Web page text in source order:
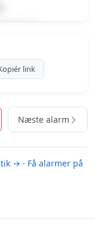
link
Næste alarm
→ · Få alarmer på